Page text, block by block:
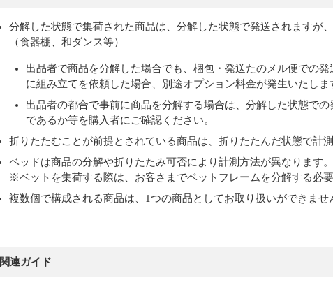
分解した状態で集荷された商品は、分解した状態で発送されますが
（食器棚、和ダンス等）
出品者で商品を分解した場合でも、梱包・発送たのメル便での
に組み立てを依頼した場合、別途オプション料金が発生いたしま
出品者の都合で事前に商品を分解する場合は、分解した状態で
であるか等を購入者にご確認ください。
折りたたむことが前提とされている商品は、折りたたんだ状態で計
ベッドは商品の分解や折りたたみ可否により計測方法が異なります
※ベットを集荷する際は、お客さまでベットフレームを分解する必
複数個で構成される商品は、1つの商品としてお取り扱いができませ
関連ガイド